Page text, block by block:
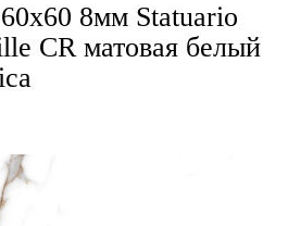
8мм Statuario
CR матовая белый